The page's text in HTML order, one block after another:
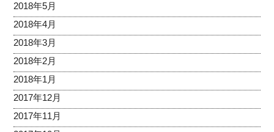
2018年5月
2018年4月
2018年3月
2018年2月
2018年1月
2017年12月
2017年11月